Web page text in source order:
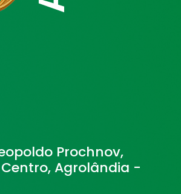
Prochnov,
Centro, Agrolândia -